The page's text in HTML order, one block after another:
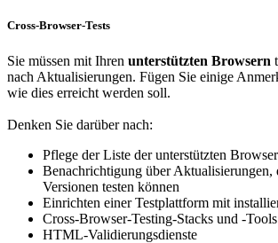
Cross-Browser-Tests
Sie müssen mit Ihren unterstützten Browsern
nach Aktualisierungen. Fügen Sie einige
wie dies erreicht werden soll.
Denken Sie darüber nach:
Pflege der Liste der unterstützten Browser
Benachrichtigung über Aktualisierungen,
Versionen testen können
Einrichten einer Testplattform mit
Cross-Browser-Testing-Stacks und -Tools
HTML-Validierungsdienste